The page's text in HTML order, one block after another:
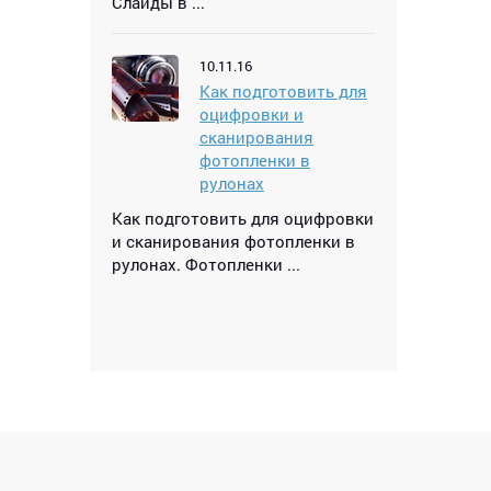
10.11.16
Как подготовить для
оцифровки и
сканирования
фотопленки в
рулонах
Как подготовить для оцифровки
и сканирования фотопленки в
рулонах. Фотопленки ...